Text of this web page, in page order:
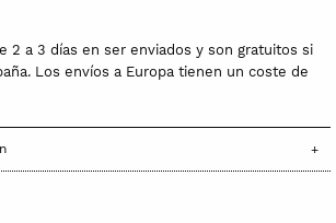
2 a 3 días en ser enviados y son gratuitos si
Los envíos a Europa tienen un coste de